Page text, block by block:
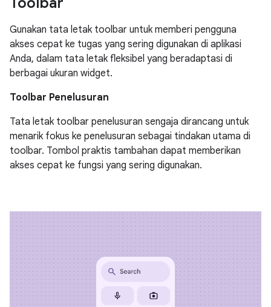
Gunakan tata letak toolbar untuk memberi pengguna
akses cepat ke tugas yang sering digunakan di aplikasi
Anda, dalam tata letak fleksibel yang beradaptasi di
berbagai ukuran widget.
Toolbar Penelusuran
Tata letak toolbar penelusuran sengaja dirancang untuk
menarik fokus ke penelusuran sebagai tindakan utama di
toolbar. Tombol praktis tambahan dapat memberikan
akses cepat ke fungsi yang sering digunakan.